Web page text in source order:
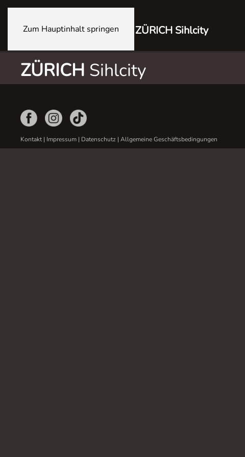
Zum Hauptinhalt springen ZÜRICH Sihlcity
ZÜRICH Sihlcity
Kontakt| Impressum | Datenschutz | Allgemeine Geschäftsbedingungen